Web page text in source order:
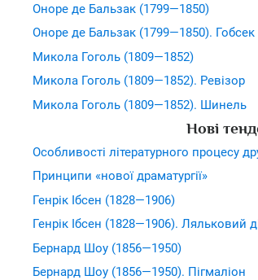
Оноре де Бальзак (1799—1850)
Оноре де Бальзак (1799—1850). Гобсек
Микола Гоголь (1809—1852)
Микола Гоголь (1809—1852). Ревізор
Микола Гоголь (1809—1852). Шинель
Нові
Особливості літературного процесу
Принципи «нової драматургії»
Генрік Ібсен (1828—1906)
Генрік Ібсен (1828—1906). Ляльковий
Бернард Шоу (1856—1950)
Бернард Шоу (1856—1950). Пігмаліон